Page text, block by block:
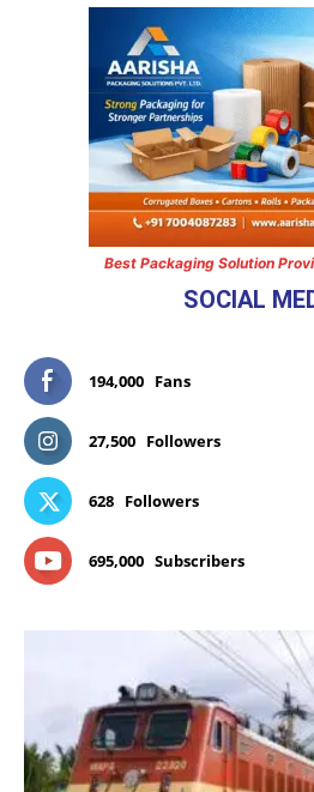
Best Packaging Solution
SOCIAL
194,000 Fans
27,500 Followers
628 Followers
695,000 Subscribers